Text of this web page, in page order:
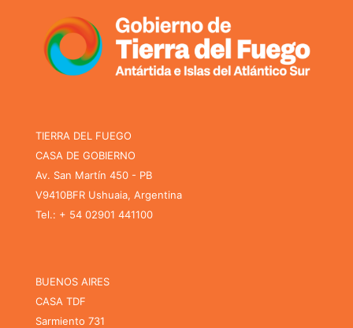
TIERRA DEL FUEGO
CASA DE GOBIERNO
Av. San Martín 450 - PB
V9410BFR Ushuaia, Argentina
Tel.: + 54 02901 441100
BUENOS AIRES
CASA TDF
Sarmiento 731